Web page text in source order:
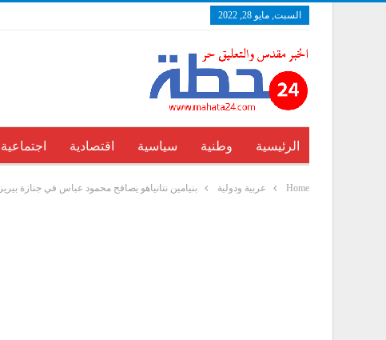
السبت, مايو 28, 2022
الرئيسية وطنية سياسية اقتصادية اجتماعية
Home عربية ودولية بنيامين نتانياهو يصافح محمود عباس في جنازة بيريز